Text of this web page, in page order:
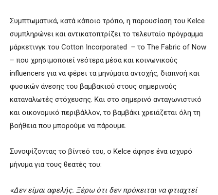
Συμπτωματικά, κατά κάποιο τρόπο, η παρουσίαση του Kelce
συμπληρώνει και αντικατοπτρίζει το τελευταίο πρόγραμμα
μάρκετινγκ του Cotton Incorporated – το The Fabric of Now
– που χρησιμοποιεί νεότερα μέσα και κοινωνικούς
influencers για να φέρει τα μηνύματα αντοχής, διαπνοή και
φυσικών άνεσης του βαμβακιού στους σημερινούς
καταναλωτές στόχευσης. Και στο σημερινό ανταγωνιστικό
και οικονομικό περιβάλλον, το βαμβάκι χρειάζεται όλη τη
βοήθεια που μπορούμε να πάρουμε.
Συνοψίζοντας το βίντεό του, ο Kelce άφησε ένα ισχυρό
μήνυμα για τους θεατές του:
«Δεν είμαι αφελής. Ξέρω ότι δεν πρόκειται να φτιαχτεί